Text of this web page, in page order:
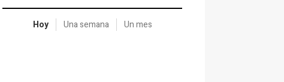
Hoy Una semana Un mes